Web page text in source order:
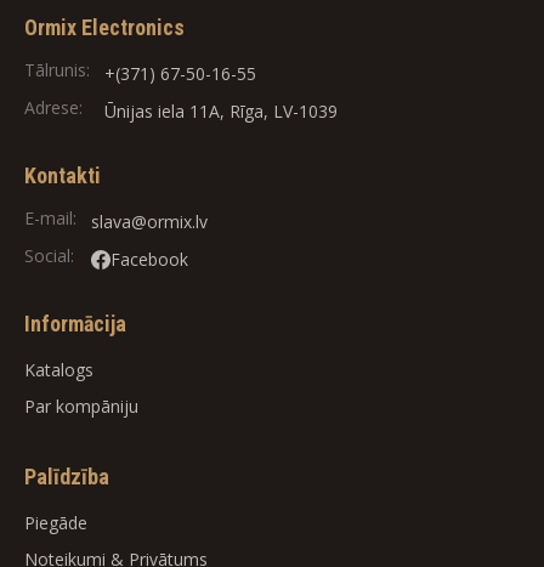
Ormix Electronics
Tālrunis:
+(371) 67-50-16-55
Adrese:
Ūnijas iela 11A, Rīga, LV-1039
Kontakti
E-mail:
slava@ormix.lv
Social:
Facebook
Informācija
Katalogs
Par kompāniju
Palīdzība
Piegāde
Noteikumi & Privātums